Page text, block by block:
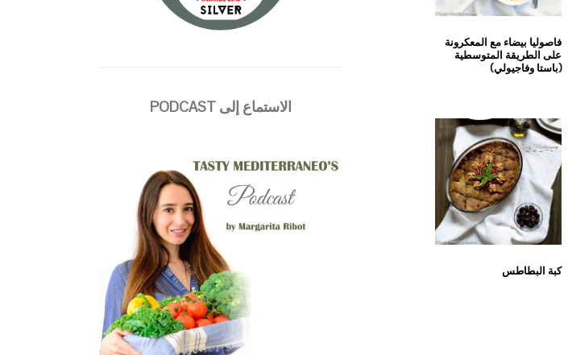
فاصوليا بيضاء مع المعكرونة
على الطريقة المتوسطية
(باستا وفاجيولي)
كبة البطاطس
الاستماع إلى PODCAST